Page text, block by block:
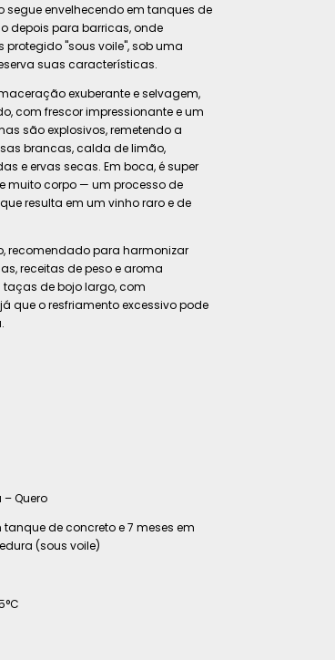
segue envelhecendo em tanques de
depois para barricas, onde
protegido "sous voile", sob uma
suas características.
exuberante e selvagem,
com frescor impressionante e um
são explosivos, remetendo a
brancas, calda de limão,
e ervas secas. Em boca, é super
muito corpo — um processo de
resulta em um vinho raro e de
recomendado para harmonizar
receitas de peso e aroma
taças de bojo largo, com
que o resfriamento excessivo pode
– Quero
de concreto e 7 meses em
(sous voile)